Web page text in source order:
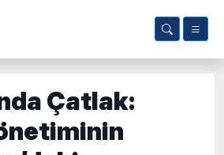
Çatlak: